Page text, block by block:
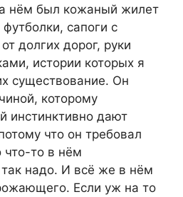
нём был кожаный жилет
сапоги с
долгих дорог, руки
истории которых я
существование. Он
которому
инстинктивно дают
что он требовал
что-то в нём
надо. И всё же в нём
Если уж на то